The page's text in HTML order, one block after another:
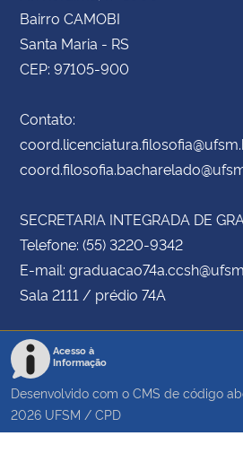
Bairro CAMOBI
Santa Maria - RS
CEP: 97105-900
Contato:
SECRETARIA INTEGRADA DE
Telefone: (55) 3220-9342
E-mail:
Sala 2111 / prédio 74A
Acesso à
Informação
Desenvolvido com o CMS de código
2026 UFSM / CPD